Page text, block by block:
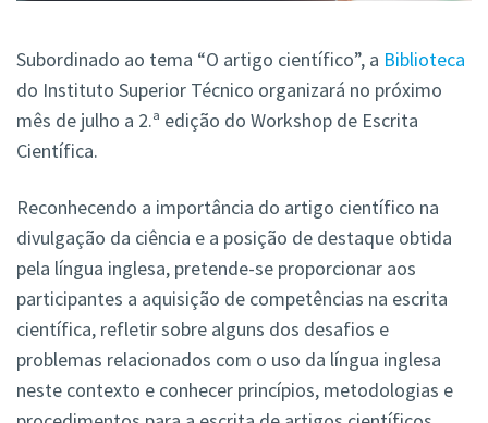
Subordinado ao tema “O artigo científico”, a Biblioteca
do Instituto Superior Técnico organizará no próximo
mês de julho a 2.ª edição do Workshop de Escrita
Científica.
Reconhecendo a importância do artigo científico na
divulgação da ciência e a posição de destaque obtida
pela língua inglesa, pretende-se proporcionar aos
participantes a aquisição de competências na escrita
científica, refletir sobre alguns dos desafios e
problemas relacionados com o uso da língua inglesa
neste contexto e conhecer princípios, metodologias e